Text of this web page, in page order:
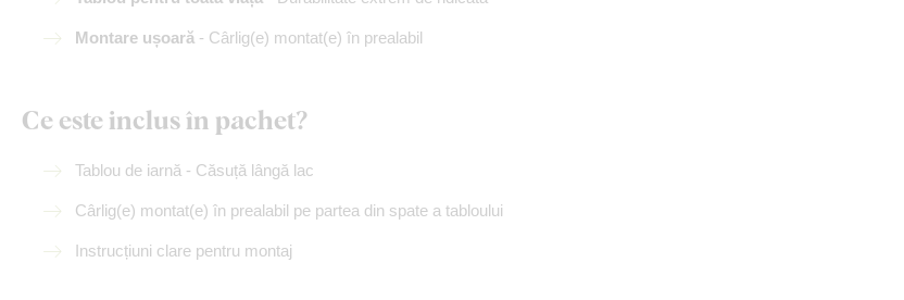
Montare ușoară - Cârlig(e) montat(e) în prealabil
Ce este inclus în pachet?
Tablou de iarnă - Căsuță lângă lac
Cârlig(e) montat(e) în prealabil pe partea din spate a tabloului
Instrucțiuni clare pentru montaj